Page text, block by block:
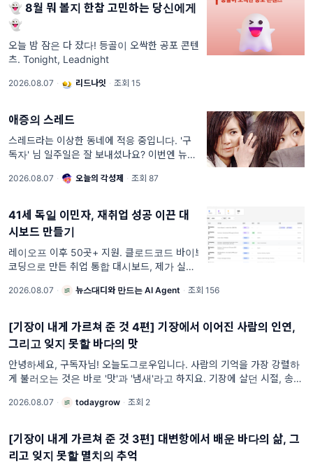
👻 8월 뭐 볼지 한참 고민하는 당신에게
👻
오늘 밤 잠은 다 잤다! 등골이 오싹한 공포 콘텐
츠. Tonight, Leadnight
2026.08.07 · 리드나잇 · 조회 15
애증의 스레드
스레드라는 이상한 동네에 적응 중입니다. '구
독자' 님 일주일은 잘 보내셨나요? 이번엔 뉴스
먹고 오늘은 누워있었습니다.... 나이 50 넘으
2026.08.07 · 오늘의 각성제 · 조회 87
41세 독일 이민자, 재취업 성공 이끈 대
시보드 만들기
레이오프 이후 50곳+ 지원. 클로드코드 바이브
코딩으로 만든 취업 통합 대시보드, 제가 실제
문과 출신이고, 코딩은 지금도 못 합니다. 레이
처 현황과 next step을 관리할 수 있는 ...
2026.08.07 · 뉴스대디와 만드는 AI Agent · 조회 156
[기장이 내게 가르쳐 준 것 4편] 기장에서 이어진 사람의 인연,
그리고 잊지 못할 바다의 맛
안녕하세요, 구독자님! 오늘도그로우입니다. 사람의 기억을 가장 강렬하
게 불러오는 것은 바로 '맛'과 '냄새'라고 하지요. 기장에 살던 시절, 송정
2026.08.07 · todaygrow · 조회 2
[기장이 내게 가르쳐 준 것 3편] 대변항에서 배운 바다의 삶, 그
리고 잊지 못할 멸치의 추억